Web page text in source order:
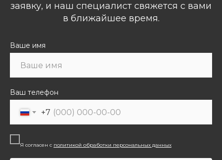
заявку, и наш специалист свяжется с вами
в ближайшее время.
Ваше имя
Ваш телефон
+7
Я согласен с политикой обработки персональных данных